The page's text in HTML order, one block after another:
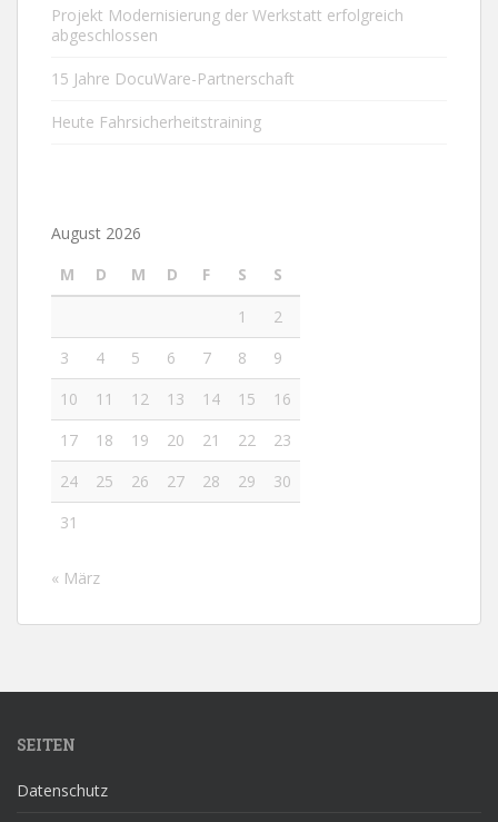
Projekt Modernisierung der Werkstatt erfolgreich
abgeschlossen
15 Jahre DocuWare-Partnerschaft
Heute Fahrsicherheitstraining
August 2026
M
D M D F S
S
1
2
3
4 5 6 7 8
9
10
11 12 13 14 15
16
17
18 19 20 21 22
23
24
25 26 27 28 29
30
31
« März
SEITEN
Datenschutz